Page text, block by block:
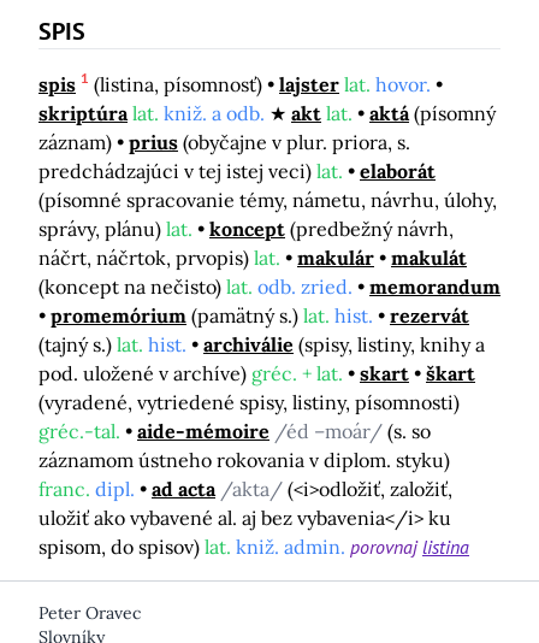
SPIS
spis 1 (listina, písomnosť) lajster lat. hovor.
skriptúra lat. kniž. a odb. akt lat. aktá (písomný
záznam)
prius (obyčajne v plur. priora, s.
predchádzajúci v tej istej veci) lat.
elaborát
(písomné spracovanie témy, námetu, návrhu, úlohy,
správy, plánu) lat. koncept (predbežný návrh,
náčrt, náčrtok, prvopis) lat. makulár
makulát
(koncept na nečisto) lat. odb. zried.
memorandum
promemórium (pamätný s.) lat. hist.
rezervát
(tajný s.) lat. hist. archiválie (spisy, listiny, knihy a
pod. uložené v archíve) gréc. + lat. skart
škart
(vyradené, vytriedené spisy, listiny, písomnosti)
gréc.-tal.
aide-mémoire /éd –moár/ (s. so
záznamom ústneho rokovania v diplom. styku)
franc. dipl. ad acta /akta/ (<i>odložiť, založiť,
uložiť ako vybavené al. aj bez vybavenia</i> ku
spisom, do spisov) lat. kniž. admin. porovnajlistina
Peter Oravec
Slovníky